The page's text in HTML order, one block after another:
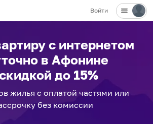
Войти
с интернетом
в Афонине
до 15%
жилья с оплатой частями или
без комиссии
✕